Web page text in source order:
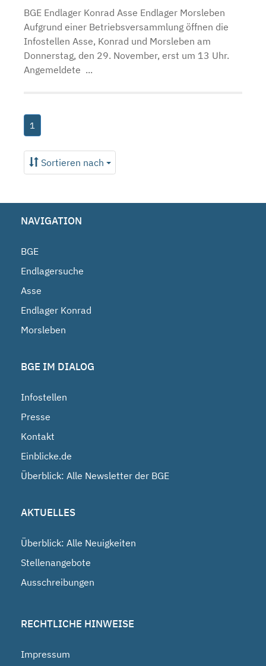
BGE Endlager Konrad Asse Endlager Morsleben
Aufgrund einer Betriebsversammlung öffnen die
Infostellen Asse, Konrad und Morsleben am
Donnerstag, den 29. November, erst um 13 Uhr.
Angemeldete ...
1
Sortieren nach
NAVIGATION
BGE
Endlagersuche
Asse
Endlager Konrad
Morsleben
BGE IM DIALOG
Infostellen
Presse
Kontakt
Einblicke.de
Überblick: Alle Newsletter der BGE
AKTUELLES
Überblick: Alle Neuigkeiten
Stellenangebote
Ausschreibungen
RECHTLICHE HINWEISE
Impressum